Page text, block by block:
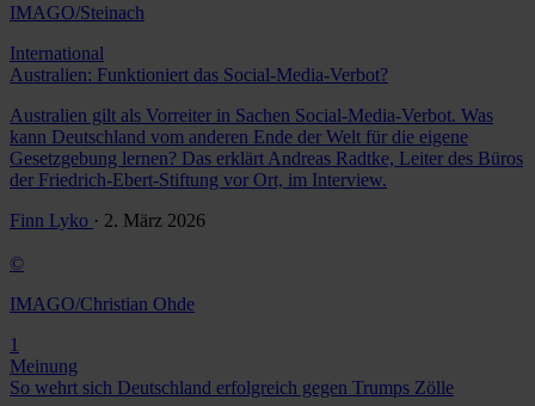
IMAGO/Steinach
International
Australien: Funktioniert das Social-Media-Verbot?
Australien gilt als Vorreiter in Sachen Social-Media-Verbot. Was
kann Deutschland vom anderen Ende der Welt für die eigene
Gesetzgebung lernen? Das erklärt Andreas Radtke, Leiter des Büros
der Friedrich-Ebert-Stiftung vor Ort, im Interview.
Finn Lyko · 2. März 2026
©
IMAGO/Christian Ohde
1
Meinung
So wehrt sich Deutschland erfolgreich gegen Trumps Zölle